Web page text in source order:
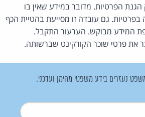
סעיף 7 לחוק הגנת הפרטיות. מדובר במידע שאין בו
בפרטיות. גם עובדה זו מסייעת בהטיית הכף
המידע מבוקש. הערעור התקבל.
את פרטי שוכר הקורקינט שברשותה.
נעזרים בידע משפטי מהימן ועדכני.